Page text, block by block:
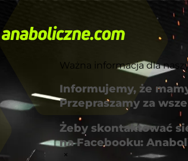
Ważna informacja dla
Informujemy, że
Przepraszamy za
Żeby skontaktować
na Facebooku:
×